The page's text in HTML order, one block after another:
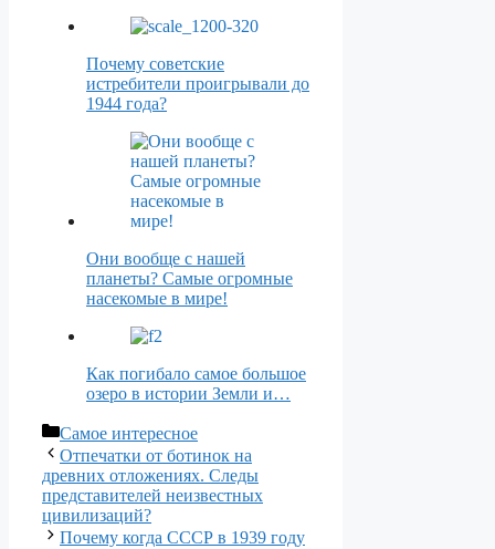
Почему советские
истребители проигрывали до
1944 года?
Они вообще с нашей
планеты? Самые огромные
насекомые в мире!
Как погибало самое большое
озеро в истории Земли и…
Рубрики
Самое интересное
Отпечатки от ботинок на
древних отложениях. Следы
представителей неизвестных
цивилизаций?
Почему когда СССР в 1939 году